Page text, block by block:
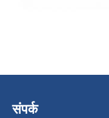
संपर्क